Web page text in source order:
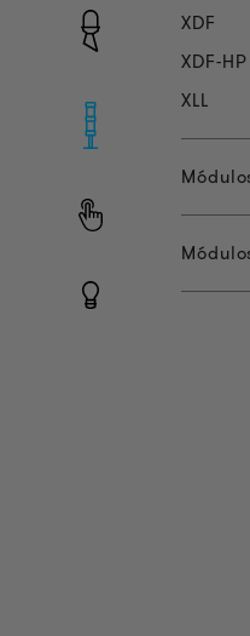
XDF
XDF-HP
XLL